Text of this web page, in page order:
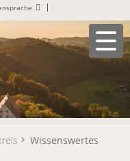
Wissenswertes